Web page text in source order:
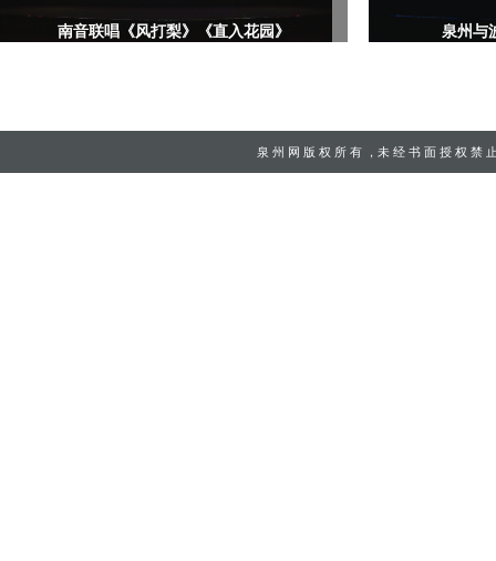
南音联唱《风打梨》《直入花园》 泉州与
泉 州 网 版 权 所 有 ，未 经 书 面 授 权 禁